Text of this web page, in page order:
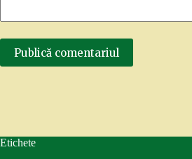
Publică comentariul
Etichete